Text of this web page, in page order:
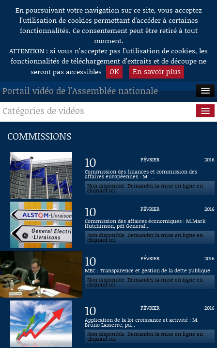
Aller au contenu
En poursuivant votre navigation sur ce site, vous acceptez
l’utilisation de cookies permettant d'accéder à certaines
fonctionnalités. Ce consentement peut être retiré à tout
moment.
ATTENTION : si vous n’acceptez pas l’utilisation de cookies, les
fonctionnalités de téléchargement d’extraits et de découpe ne
seront pas accessibles
OK En savoir plus
Portail vidéo de l'Assemblée nationale
ACCUEIL
EN DIRECT
À LA DEMANDE
RECHERCHE
AIDE À LA DÉCOUPE
DE VIDÉOS
Catégories de vidéos
Questions au Gouvernement
Commissions
Présidence
Évènements
Connaissance, Histoire
COMMISSIONS
10 FÉVRIER
2016
Commission des finances et commission des
affaires européennes : M. ...
Non disponible. Demandez la mise en ligne en
cliquant ici.
10 FÉVRIER
2016
Commission des affaires économiques : M.Mark
Hutchinson, pdt General...
Non disponible. Demandez la mise en ligne en
cliquant ici.
10 FÉVRIER
2016
MEC : Transparence et gestion de la dette publique
Non disponible. Demandez la mise en ligne en
cliquant ici.
10 FÉVRIER
2016
Application de la loi croissance et activité : M.
Bruno Lasserre, pd...
Non disponible. Demandez la mise en ligne en
cliquant ici.